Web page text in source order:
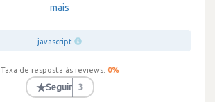
mais
javascript
Taxa de resposta às reviews: 0%
★Seguir 3